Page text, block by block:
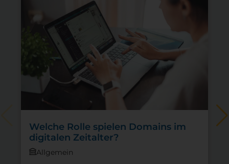
Welche Rolle spielen Domains im
digitalen Zeitalter?
Allgemein